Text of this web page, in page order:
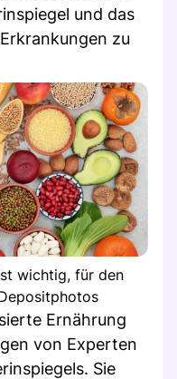
und das
zu
wichtig, für den
Ernährung
von Experten
Sie